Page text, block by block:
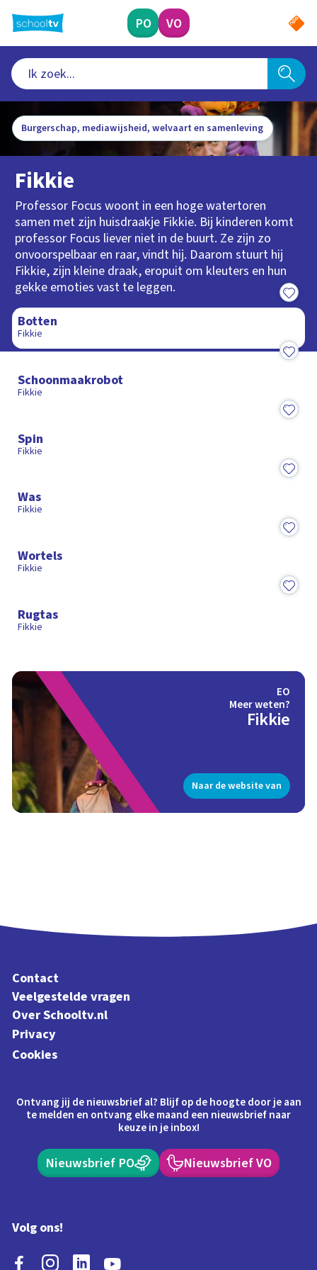
naar
hoofdinhoud
PO VO
Burgerschap, mediawijsheid, welvaart en samenleving
Fikkie
Professor Focus woont in een hoge watertoren
samen met zijn huisdraakje Fikkie. Bij kinderen komt
professor Focus liever niet in de buurt. Ze zijn zo
onvoorspelbaar en raar, vindt hij. Daarom stuurt hij
Fikkie, zijn kleine draak, eropuit om kleuters en hun
gekke emoties vast te leggen.
Botten
Fikkie
Schoonmaakrobot
Fikkie
8:05
Spin
Fikkie
Was
Fikkie
Wortels
Fikkie
Rugtas
Fikkie
EO
Meer weten?
Fikkie
Naar de website van
Contact
Veelgestelde vragen
Over Schooltv.nl
Privacy
Cookies
Ontvang jij de nieuwsbrief al? Blijf op de hoogte door je aan
te melden en ontvang elke maand een nieuwsbrief naar
keuze in je inbox!
Nieuwsbrief PO Nieuwsbrief VO
Volg ons!